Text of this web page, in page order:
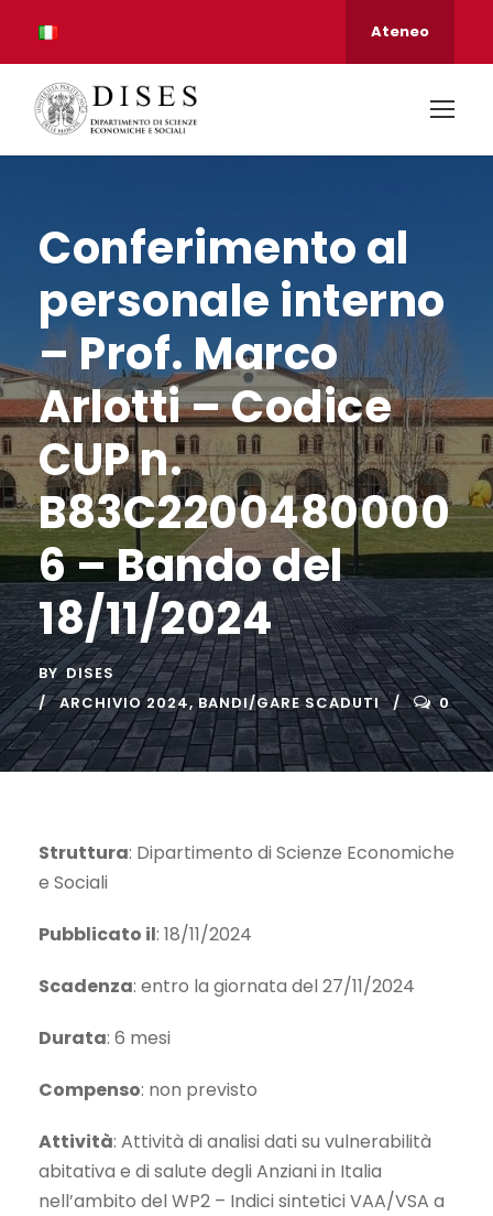
Ateneo
Conferimento al
personale interno
– Prof. Marco
Arlotti – Codice
CUP n.
B83C2200480000
6 – Bando del
18/11/2024
BY DISES
ARCHIVIO 2024, BANDI/GARE SCADUTI 0
Struttura: Dipartimento di Scienze Economiche
e Sociali
Pubblicato il: 18/11/2024
Scadenza: entro la giornata del 27/11/2024
Durata: 6 mesi
Compenso: non previsto
Attività: Attività di analisi dati su vulnerabilità
abitativa e di salute degli Anziani in Italia
nell’ambito del WP2 – Indici sintetici VAA/VSA a